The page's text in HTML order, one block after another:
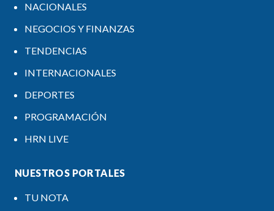
NACIONALES
NEGOCIOS Y FINANZAS
TENDENCIAS
INTERNACIONALES
DEPORTES
PROGRAMACIÓN
HRN LIVE
NUESTROS PORTALES
TU NOTA